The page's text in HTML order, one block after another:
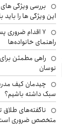
بررسی ویژگی
این ویژگی ها را باید
۷ اقدام ضروری
راهنمای خانواده‌ها
راهی مطمئن
نوسان
چیدمان کیف
سبک داشته باشیم؟
ناگفته‌های طلاق
متخصص ضروری